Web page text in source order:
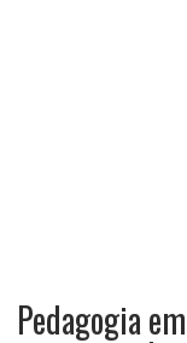
Pedagogia